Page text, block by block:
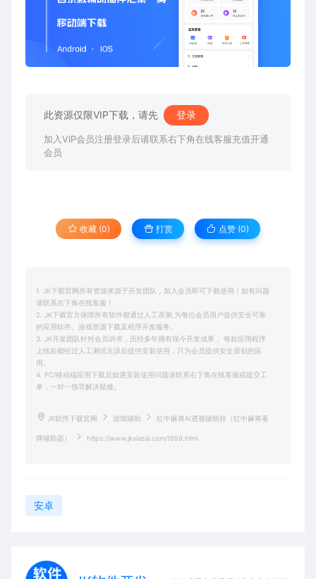
此资源仅限VIP下载，请先 登录
加入VIP会员注册登录后请联系右下角在线客服充值开通
会员
收藏 (0) 打赏 点赞 (0)
1. JK下载官网所有资源来源于开发团队，加入会员即可下载使用！如有问题
请联系右下角在线客服！
2. JK下载官方保障所有软件都通过人工亲测,为每位会员用户提供安全可靠
的应用软件、游戏资源下载及程序开发服务。
3. JK开发团队针对会员诉求，历经多年拥有现今开发成果， 每款应用程序
上线前都经过人工测试无误后提供安装使用，只为会员提供安全原创的应
用。
4. PC/移动端应用下载后如遇安装使用问题请联系右下角在线客服或提交工
单，一对一指导解决疑难。
JK软件下载官网 游戏辅助 红中麻将AI透视辅助挂（红中麻将看
牌辅助器） https://www.jkxiazai.com/1959.html
安卓